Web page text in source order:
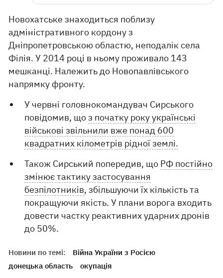
Новохатське знаходиться поблизу
адміністративного кордону з
Дніпропетровською областю, неподалік села
Філія. У 2014 році в ньому проживало 143
мешканці. Належить до Новопавлівського
напрямку фронту.
У червні головнокомандувач Сирського
повідомив, щоз початку року українські
військові звільнили вже понад 600
квадратних кілометрів рідної землі.
Також Сирський попередив, що РФ постійно
змінює тактику застосування
безпілотників, збільшуючи їх кількість та
покращуючи якість. У плани ворога входить
довести частку реактивних ударних дронів
до 50%.
Новини по темі:
Війна України з Росією
донецька область
окупація